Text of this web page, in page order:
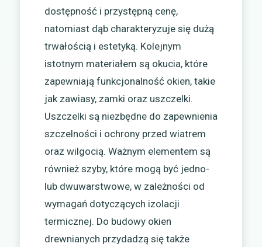
dostępność i przystępną cenę,
natomiast dąb charakteryzuje się dużą
trwałością i estetyką. Kolejnym
istotnym materiałem są okucia, które
zapewniają funkcjonalność okien, takie
jak zawiasy, zamki oraz uszczelki.
Uszczelki są niezbędne do zapewnienia
szczelności i ochrony przed wiatrem
oraz wilgocią. Ważnym elementem są
również szyby, które mogą być jedno-
lub dwuwarstwowe, w zależności od
wymagań dotyczących izolacji
termicznej. Do budowy okien
drewnianych przydadzą się także